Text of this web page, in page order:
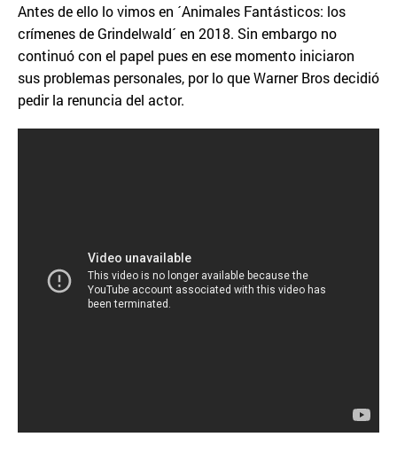
Antes de ello lo vimos en ´Animales Fantásticos: los
crímenes de Grindelwald´ en 2018. Sin embargo no
continuó con el papel pues en ese momento iniciaron
sus problemas personales, por lo que Warner Bros decidió
pedir la renuncia del actor.